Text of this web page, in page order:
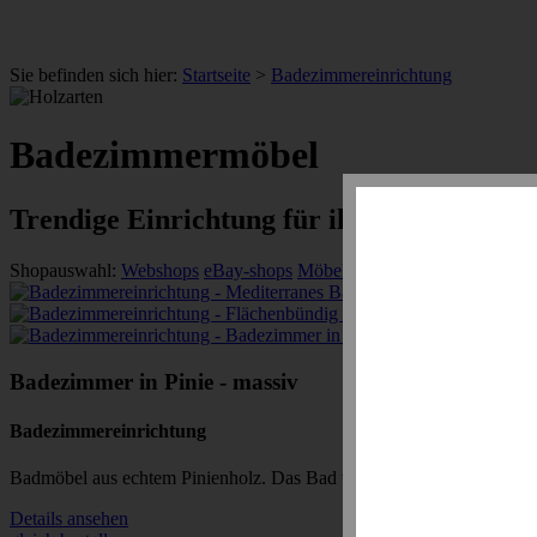
Sie befinden sich hier: Startseite > Badezimmereinrichtung
Badezimmermöbel
Trendige Einrichtung für ihr Bad
Shopauswahl: Webshops eBay-shops Möbel Profi*
Badezimmer in Pinie - massiv
Badezimmereinrichtung
Badmöbel aus echtem Pinienholz. Das Bad vermittelt einen ganz
Details ansehen